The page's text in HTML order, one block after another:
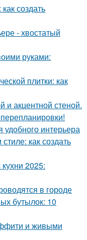
создать
- хвостатый
руками:
плитки: как
и акцентной стеной.
удобного интерьера
как создать
2025:
в городе
бутылок: 10
и живыми